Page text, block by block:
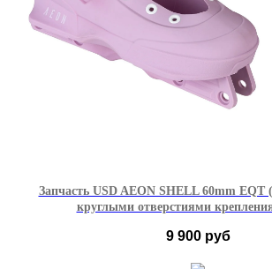
Запчасть USD AEON SHELL 60mm EQT
круглыми отверстиями
9 900 руб